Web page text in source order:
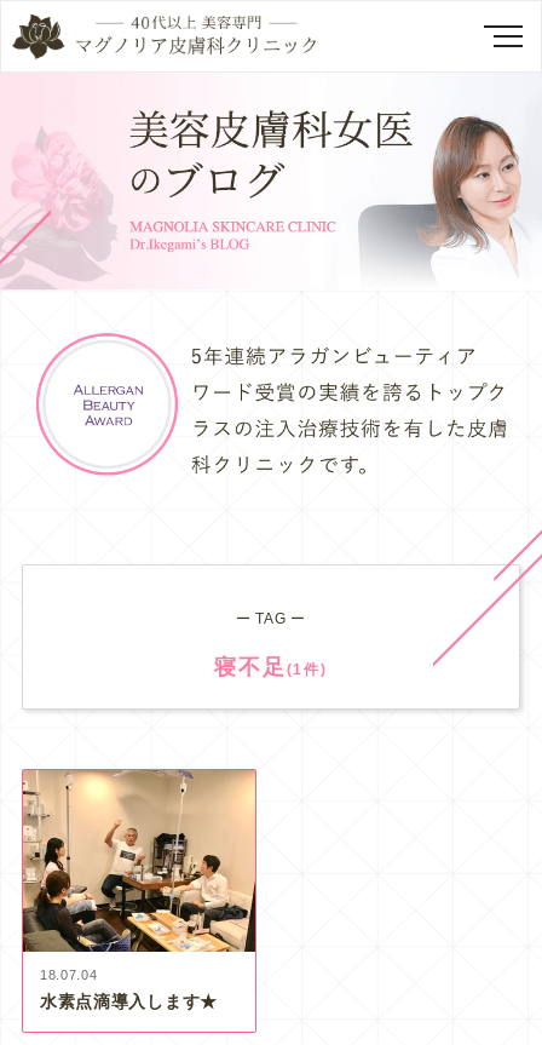
ー TAG ー
寝不足 (1件)
18.07.04
水素点滴導入します★